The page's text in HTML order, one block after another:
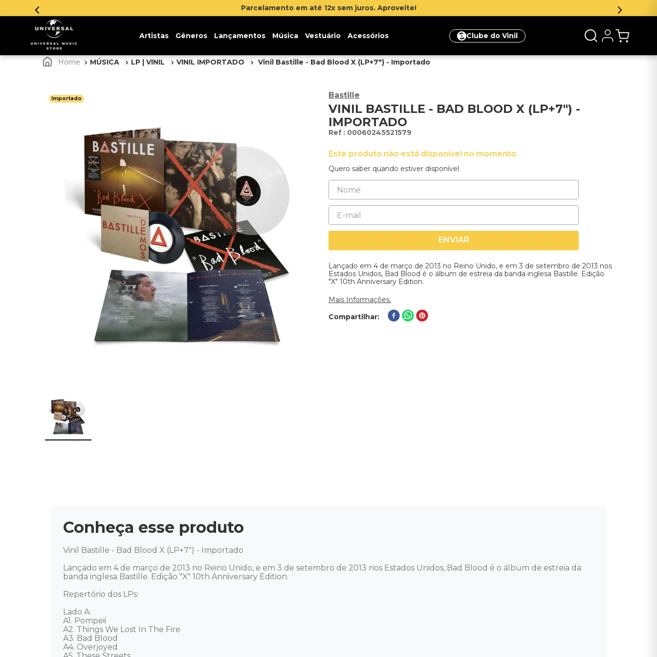
Parcelamento em até 12x sem juros. Aproveite! Inscreva-se na newsletter e ganhe
Artistas Gêneros Lançamentos Música Vestuário Acessórios Clube do Vinil
MÚSICA LP | VINIL VINIL IMPORTADO Vinil Bastille - Bad Blood X (LP+7") - Importado
Importado Bastille
VINIL BASTILLE - BAD BLOOD X (LP+7") -
IMPORTADO
: 00060245521579
Este produto não está disponível no momento
Quero saber quando estiver disponível
ENVIAR
Lançado em 4 de março de 2013 no Reino Unido, e em 3 de setembro de 2013 nos
Estados Unidos, Bad Blood é o álbum de estreia da banda inglesa Bastille. Edição
"X" 10th Anniversary Edition.
Mais Informações.
Compartilhar
Conheça esse produto
Vinil Bastille - Bad Blood X (LP+7") - Importado
Lançado em 4 de março de 2013 no Reino Unido, e em 3 de setembro de 2013 nos Estados Unidos, Bad Blood é o álbum de estreia da
banda inglesa Bastille. Edição "X" 10th Anniversary Edition.
Repertório dos LPs:
Lado A:
A1. Pompeii
A2. Things We Lost In The Fire
A3. Bad Blood
A4. Overjoyed